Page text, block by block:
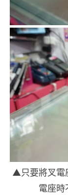
▲只要將叉電
電座